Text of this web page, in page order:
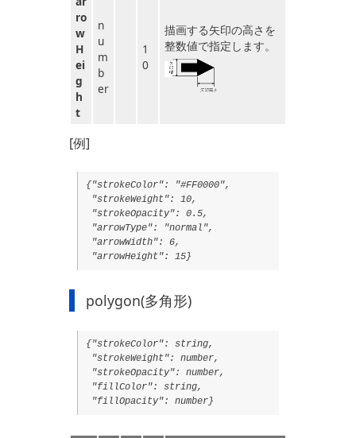
ro
w
H
ei
g
h
t
n
u
m
b
er
1
0
描画する矢印の高さを
整数値で指定します。
[例]
{"strokeColor": "#FF0000",
"strokeWeight": 10,
"strokeOpacity": 0.5,
"arrowType": "normal",
"arrowWidth": 6,
"arrowHeight": 15}
polygon(多角形)
{"strokeColor": string,
"strokeWeight": number,
"strokeOpacity": number,
"fillColor": string,
"fillOpacity": number}